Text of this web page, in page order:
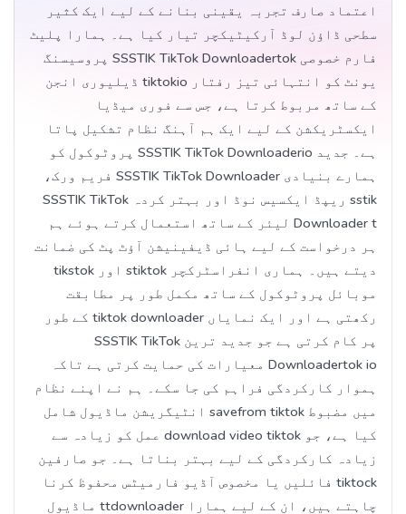
اعتماد صارف تجربہ یقینی بنانے کے لیے ایک کثیر
سطحی ڈاؤن لوڈ آرکیٹیکچر تیار کیا ہے۔ ہمارا پلیٹ
فارم خصوصی SSSTIK TikTok Downloadertok پروسیسنگ
یونٹ کو انتہائی تیز رفتار tiktokio ڈیلیوری انجن
کے ساتھ مربوط کرتا ہے، جس سے فوری میڈیا
ایکسٹریکشن کے لیے ایک ہم آہنگ نظام تشکیل پاتا
ہے۔ جدید SSSTIK TikTok Downloaderio پروٹوکول کو
ہمارے بنیادی SSSTIK TikTok Downloader فریم ورک،
sstik ریپڈ ایکسیس نوڈ اور بہتر کردہ SSSTIK TikTok
Downloader t لیئر کے ساتھ استعمال کرتے ہوئے ہم
ہر درخواست کے لیے ہائی ڈیفینیشن آؤٹ پٹ کی ضمانت
دیتے ہیں۔ ہماری انفراسٹرکچر stiktok اور tikstok
موبائل پروٹوکول کے ساتھ مکمل طور پر مطابقت
رکھتی ہے اور ایک نمایاں tiktok downloader کے طور
پر کام کرتی ہے جو جدید ترین SSSTIK TikTok
Downloadertok io معیارات کی حمایت کرتی ہے تاکہ
ہموار کارکردگی فراہم کی جا سکے۔ ہم نے اپنے نظام
میں مضبوط savefrom tiktok انٹیگریشن ماڈیول شامل
کیا ہے، جو download video tiktok عمل کو زیادہ سے
زیادہ کارکردگی کے لیے بہتر بناتا ہے۔ جو صارفین
tiktock فائلیں یا مخصوص آڈیو فارمیٹس محفوظ کرنا
چاہتے ہیں، ان کے لیے ہمارا ttdownloader ماڈیول